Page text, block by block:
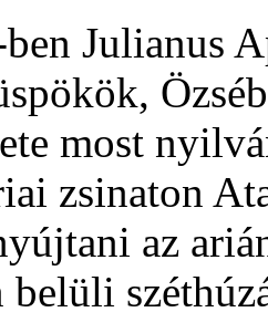
Julianus
most
zsinaton
az
belüli